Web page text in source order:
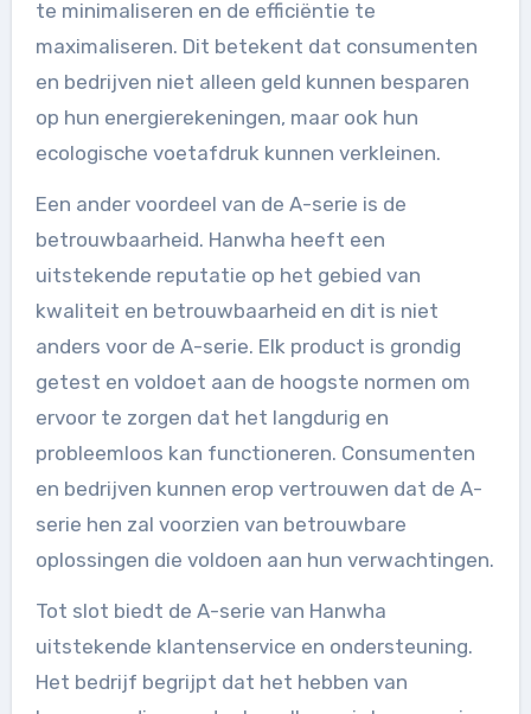
te minimaliseren en de efficiëntie te
maximaliseren. Dit betekent dat consumenten
en bedrijven niet alleen geld kunnen besparen
op hun energierekeningen, maar ook hun
ecologische voetafdruk kunnen verkleinen.
Een ander voordeel van de A-serie is de
betrouwbaarheid. Hanwha heeft een
uitstekende reputatie op het gebied van
kwaliteit en betrouwbaarheid en dit is niet
anders voor de A-serie. Elk product is grondig
getest en voldoet aan de hoogste normen om
ervoor te zorgen dat het langdurig en
probleemloos kan functioneren. Consumenten
en bedrijven kunnen erop vertrouwen dat de A-
serie hen zal voorzien van betrouwbare
oplossingen die voldoen aan hun verwachtingen.
Tot slot biedt de A-serie van Hanwha
uitstekende klantenservice en ondersteuning.
Het bedrijf begrijpt dat het hebben van